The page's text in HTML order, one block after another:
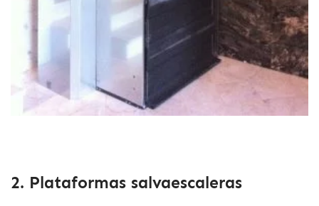
2. Plataformas salvaescaleras